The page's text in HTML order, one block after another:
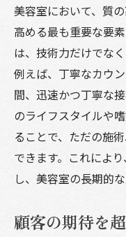
顧客の変化
アフターケ
高い顧客満足度
秘訣
期待を超
顧客の声
サービス
新しいサー
スタッフ同
美容室において、質
高める最も重要な要
は、技術力だけでな
例えば、丁寧なカウ
間、迅速かつ丁寧な
のライフスタイルや
ることで、ただの施
できます。これによ
し、美容室の長期的
顧客の期待を